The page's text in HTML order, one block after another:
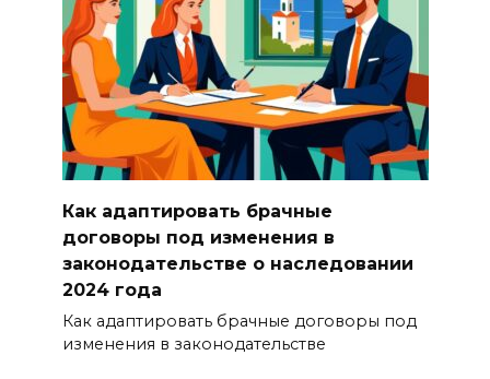
Как адаптировать брачные
договоры под изменения в
законодательстве о наследовании
2024 года
Как адаптировать брачные договоры под
изменения в законодательстве